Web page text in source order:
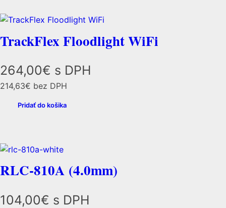
TrackFlex Floodlight WiFi
264,00€ s DPH
214,63€ bez DPH
Pridať do košika
RLC-810A (4.0mm)
104,00€ s DPH